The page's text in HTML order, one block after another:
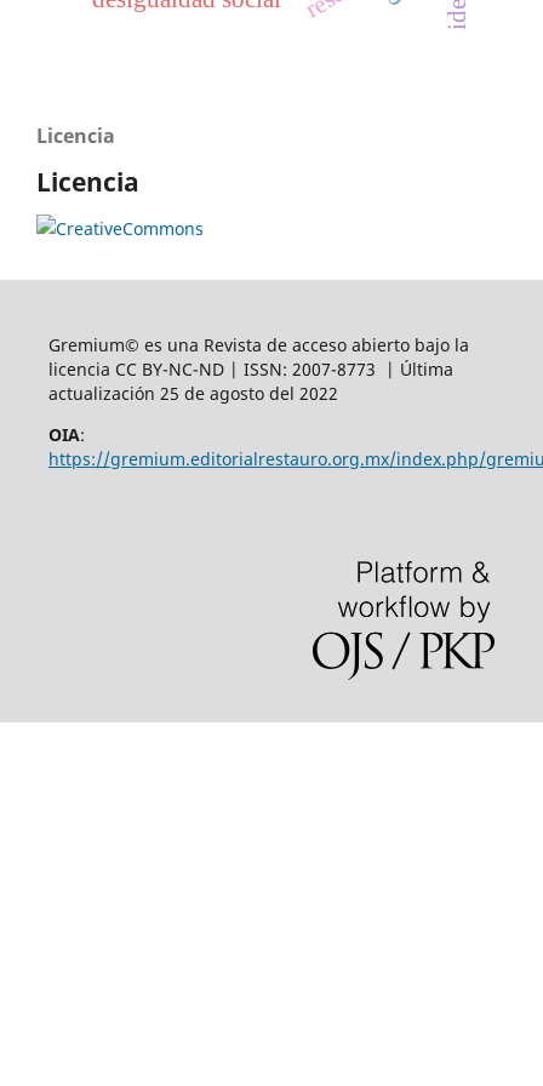
Licencia
Licencia
Gremium© es una Revista de acceso abierto bajo la
licencia CC BY-NC-ND | ISSN: 2007-8773 | Última
actualización 25 de agosto del 2022
OIA:
https://gremium.editorialrestauro.org.mx/index.php/